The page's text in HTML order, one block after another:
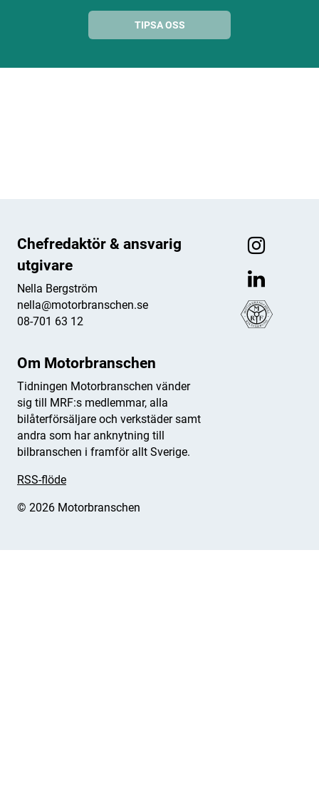
TIPSA OSS
Om Motorbranschen
Tidningen Motorbranschen vänder
sig till MRF:s medlemmar, alla
bilåterförsäljare och verkstäder samt
andra som har anknytning till
bilbranschen i framför allt Sverige.
RSS-flöde
© 2026 Motorbranschen
Chefredaktör & ansvarig
utgivare
Nella Bergström
nella@motorbranschen.se
08-701 63 12